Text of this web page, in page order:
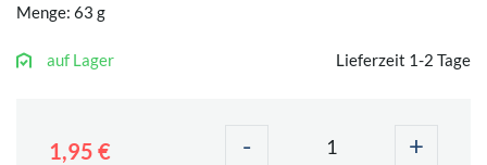
Menge: 63 g
auf Lager Lieferzeit 1-2 Tage
1,95 € - +